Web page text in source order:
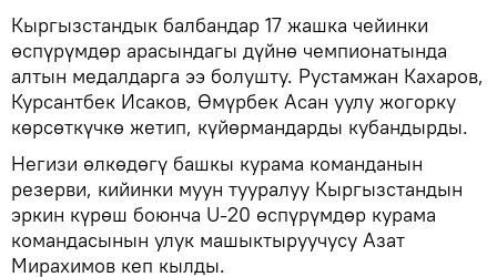
Кыргызстандык балбандар 17 жашка чейинки
өспүрүмдөр арасындагы дүйнө чемпионатында
алтын медалдарга ээ болушту. Рустамжан Кахаров,
Курсантбек Исаков, Өмүрбек Асан уулу жогорку
көрсөткүчкө жетип, күйөрмандарды кубандырды.
Негизи өлкөдөгү башкы курама команданын
резерви, кийинки муун тууралуу Кыргызстандын
эркин күрөш боюнча U-20 өспүрүмдөр курама
командасынын улук машыктыруучусу Азат
Мирахимов кеп кылды.